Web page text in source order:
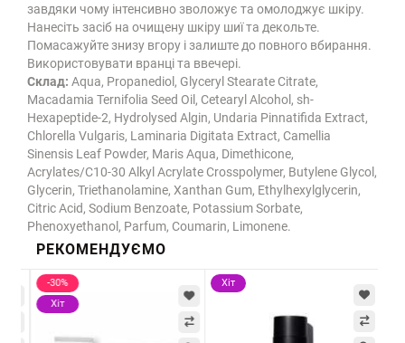
завдяки чому інтенсивно зволожує та омолоджує шкіру.
Нанесіть засіб на очищену шкіру шиї та декольте.
Помасажуйте знизу вгору і залиште до повного вбирання.
Використовувати вранці та ввечері.
Склад: Aqua, Propanediol, Glyceryl Stearate Citrate,
Macadamia Ternifolia Seed Oil, Cetearyl Alcohol, sh-
Hexapeptide-2, Hydrolysed Algin, Undaria Pinnatifida Extract,
Chlorella Vulgaris, Laminaria Digitata Extract, Camellia
Sinensis Leaf Powder, Maris Aqua, Dimethicone,
Acrylates/C10-30 Alkyl Acrylate Crosspolymer, Butylene Glycol,
Glycerin, Triethanolamine, Xanthan Gum, Ethylhexylglycerin,
Citric Acid, Sodium Benzoate, Potassium Sorbate,
Phenoxyethanol, Parfum, Coumarin, Limonene.
РЕКОМЕНДУЄМО
-30%
Хіт
Хіт